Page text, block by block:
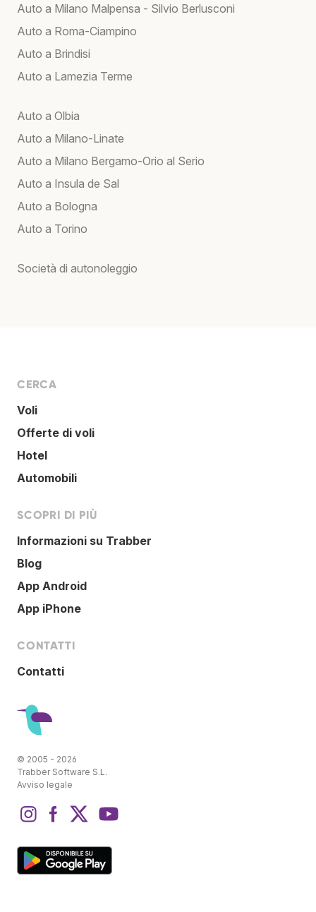
Auto a Milano Malpensa - Silvio Berlusconi
Auto a Roma-Ciampino
Auto a Brindisi
Auto a Lamezia Terme
Auto a Olbia
Auto a Milano-Linate
Auto a Milano Bergamo-Orio al Serio
Auto a Insula de Sal
Auto a Bologna
Auto a Torino
Società di autonoleggio
CERCA
Voli
Offerte di voli
Hotel
Automobili
SCOPRI DI PIÙ
Informazioni su Trabber
Blog
App Android
App iPhone
CONTATTI
Contatti
© 2005 - 2026
Trabber Software S.L.
Avviso legale